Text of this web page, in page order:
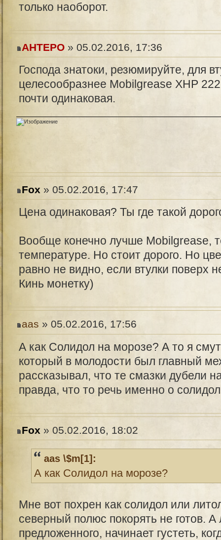
только наоборот.
AHTEPO » 05.02.2016, 17:36
Господа знатоки, резюмируйте, для
целесообразнее Mobilgrease XHP
почти одинаковая.
Fox » 05.02.2016, 17:47
Цена одинаковая? Ты где такой
Вообще конечно лучше Mobilgrease,
температуре. Но стоит дорого. Но
равно не видно, если втулки поверх
Кинь монетку)
aas » 05.02.2016, 17:56
А как Солидол на морозе? А то я
который в молодости был главный
рассказывал, что те смазки дубели
правда, что то речь именно о
Fox » 05.02.2016, 18:02
aas \$m[1]:
А как Солидол на морозе?
Мне вот похрен как солидол или
северный полюс покорять не готов.
предложенного, начинает густеть,